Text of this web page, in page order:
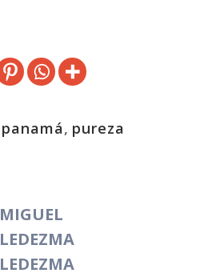
panamá, pureza
MIGUEL
LEDEZMA
LEDEZMA